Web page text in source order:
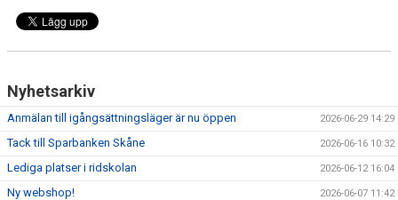
Nyhetsarkiv
Anmälan till igångsättningsläger är nu öppen 2026-06-29 14:29
Tack till Sparbanken Skåne 2026-06-16 10:32
Lediga platser i ridskolan 2026-06-12 16:04
Ny webshop! 2026-06-07 11:42